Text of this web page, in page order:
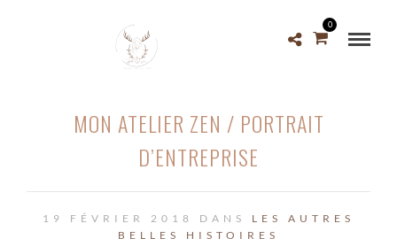
0
MON ATELIER ZEN / PORTRAIT
D’ENTREPRISE
19 FÉVRIER 2018 DANS LES AUTRES
BELLES HISTOIRES